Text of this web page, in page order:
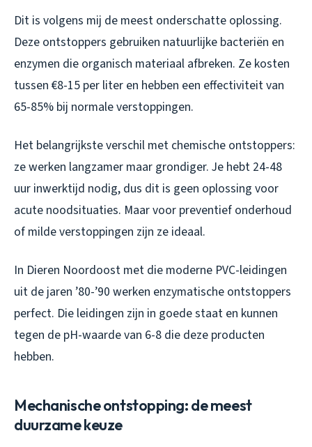
Dit is volgens mij de meest onderschatte oplossing.
Deze ontstoppers gebruiken natuurlijke bacteriën en
enzymen die organisch materiaal afbreken. Ze kosten
tussen €8-15 per liter en hebben een effectiviteit van
65-85% bij normale verstoppingen.
Het belangrijkste verschil met chemische ontstoppers:
ze werken langzamer maar grondiger. Je hebt 24-48
uur inwerktijd nodig, dus dit is geen oplossing voor
acute noodsituaties. Maar voor preventief onderhoud
of milde verstoppingen zijn ze ideaal.
In Dieren Noordoost met die moderne PVC-leidingen
uit de jaren ’80-’90 werken enzymatische ontstoppers
perfect. Die leidingen zijn in goede staat en kunnen
tegen de pH-waarde van 6-8 die deze producten
hebben.
Mechanische ontstopping: de meest
duurzame keuze